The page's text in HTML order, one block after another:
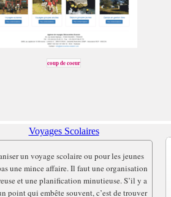
coup de coeur
Voyages Scolaires
un voyage scolaire ou pour les jeunes
une mince affaire. Il faut une organisation
et une planification minutieuse. S’il y a
point qui embête souvent, c’est de trouver